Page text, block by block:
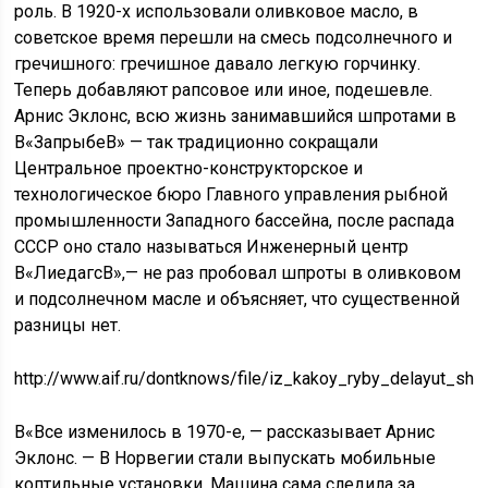
роль. В 1920-х использовали оливковое масло, в
советское время перешли на смесь подсолнечного и
гречишного: гречишное давало легкую горчинку.
Теперь добавляют рапсовое или иное, подешевле.
Арнис Эклонс, всю жизнь занимавшийся шпротами в
В«ЗапрыбеВ» — так традиционно сокращали
Центральное проектно-конструкторское и
технологическое бюро Главного управления рыбной
промышленности Западного бассейна, после распада
СССР оно стало называться Инженерный центр
В«ЛиедагсВ»,— не раз пробовал шпроты в оливковом
и подсолнечном масле и объясняет, что существенной
разницы нет.
http://www.aif.ru/dontknows/file/
В«Все изменилось в 1970-е, — рассказывает Арнис
Эклонс. — В Норвегии стали выпускать мобильные